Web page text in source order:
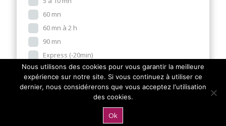
60 mn
60 mn à 2 h
90 mn
Express (-20min)
Rapide (20-50min)
Vaillante (50min-2h)
Nous utilisons des cookies pour vous garantir la meilleure
expérience sur notre site. Si vous continuez à utiliser ce
dernier, nous considérerons que vous acceptez l'utilisation
des cookies.
Ok